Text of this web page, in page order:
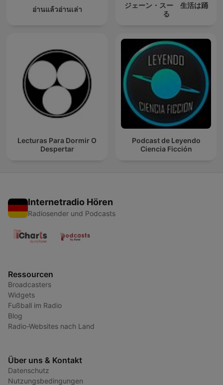
อ่านแล้วอ่านเล่า
ジェーン・スー 生活は踊
る
Lecturas Para Dormir O
Despertar
Podcast de Leyendo
Ciencia Ficción
Internetradio Hören
Radiosender und Podcasts
Ressourcen
Broadcasters
Widgets
Fußball im Radio
Blog
Radio-Websites nach Land
Über uns & Kontakt
Datenschutz
Nutzungsbedingungen